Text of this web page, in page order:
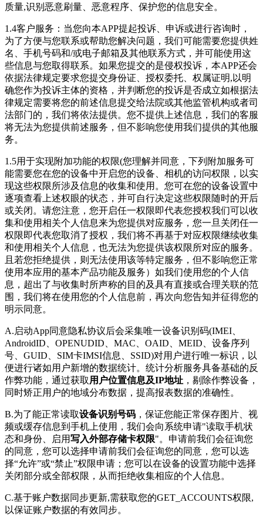
质量,识别恶意刷量、恶意程序、保护您的信息安全。
1.4客户服务：当您向本APP提起投诉、申诉或进行咨询时，
为了方便与您联系或帮助您解决问题，我们可能需要您提供姓
名、手机号码和/或电子邮箱及其他联系方式，并可能使用这
些信息与您取得联系。如果您提交的是侵权投诉，本APP还会
依据法律规定要求您提交身份证、授权委托、权属证明,以明
确您作为投诉主体的资格，并判断您的投诉是否成立如根据法
律规定需要将您的前述信息提交给法院或其他监管机构或者司
法部门的，我们将依法提供。您不提供上述信息，我们的客服
将无法为您提供前述服务，但不影响您使用我们提供的其他服
务。
1.5用于实现附加功能的权限(您理解并同意，下列附加服务可
能需要您在您的设备中开启您的设备、相机的访问权限，以实
现这些权限所涉及信息的收集和使用。您可在您的设备设置中
逐项查看上述权眼的状态，并可自行决定这些权限随时的开后
或关闭。请您注意，您开启任一权限即代表您授权我们可以收
集和使用相关个人信息来为您提供对应服务，您一旦关闭任一
权限即代表您取消了授权，我们将不再基于对应权限继续收集
和使用相关个人信息，也无法为您提供该权限所对应的服务。
且若您拒绝提供，则无法使用该等特定服务，但不影响您正常
使用本应用的基本产品功能及服务）如我们使用您的个人信
息，超出了与收集时所声称的目的及具有直接或合理关联的范
围，我们将在使用您的个人信息前，再次向您告知并征得您的
明示同意。
A.启动App同意隐私协议后会采集唯一设备识别码(IMEI、
AndroidID、OPENUDID、MAC、OAID、MEID、设备序列
号、GUID、SIM卡IMSI信息、SSID)对用户进行唯一标识，以
便进行诸如用户新增的数据统计。统计分析服务具备基础的反
作弊功能，通过获取 用户位置信息及IP地址 ，剔除作弊设备，
同时矫正用户的地域分布数据，提高报表数据的准确性。
B.为了能正常读取设备识别号码 ，保证您能正常保存图片、视
频或缓存信息到手机上使用，我们会向系统申请"读取手机状
态和身份、启用写入外部存储卡权限"。申请前我们会征询您
的同意，您可以选择申请前我们会征询您的同意，您可以选
择“允许”或“禁止”权限申请；您可以在设备的设置功能中选择
关闭部分或全部权限，从而拒绝收集相应的个人信息。
C.基于账户数据同步更新,需获取您的GET_ACCOUNTS权限,
以保证账户数据的有效同步。